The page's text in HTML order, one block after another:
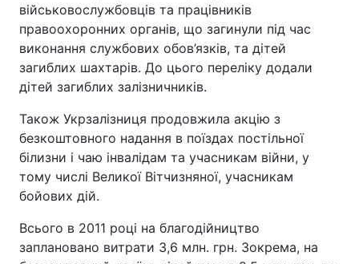
військовослужбовців та працівників
правоохоронних органів, що загинули під час
виконання службових обов’язків, та дітей
загиблих шахтарів. До цього переліку додали
дітей загиблих залізничників.
Також Укрзалізниця продовжила акцію з
безкоштовного надання в поїздах постільної
білизни і чаю інвалідам та учасникам війни, у
тому числі Великої Вітчизняної, учасникам
бойових дій.
Всього в 2011 році на благодійництво
заплановано витрати 3,6 млн. грн. Зокрема, на